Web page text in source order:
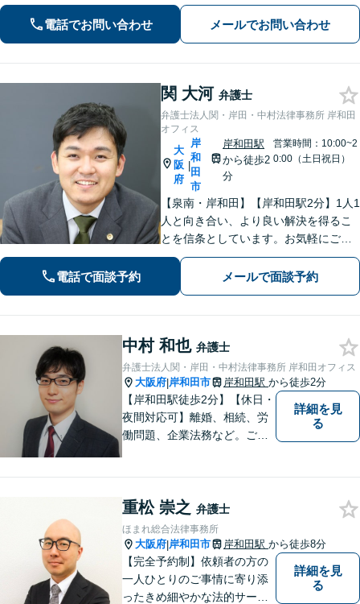
派弁護士が対応【交通事故も強い】交
通事故に遭われてお困りの方はお気軽
にお電話ください【当日／夜間／休日
電話でお問い合わせ メールでお問い合わせ
関 大河 弁護士
弁護士法人関・岸田・中村法律事務所 岸和田
オフィス
大
阪
府
|
岸
和
田
市
岸和田駅
から徒歩2
分
営業時間：10:00~2
0:00（土日祝日）
【泉南・岸和田】【岸和田駅2分】1人1
人と向き合い、より良い解決を得るこ
とを信条としています。お気軽にご相
談下さい。
電話で面談予約 メールで面談予約
中村 和也 弁護士
弁護士法人関・岸田・中村法律事務所 岸和田オフィス
大阪府|岸和田市 岸和田駅 から徒歩2分
【岸和田駅徒歩2分】【休日・
夜間対応可】離婚、相続、労
働問題、企業法務など。ご依
はお一人で抱えず、ぜひ弁護
士へご相談ください【完全個
室】
詳細を見
る
重松 崇之 弁護士
ほまれ総合法律事務所
大阪府|岸和田市 岸和田駅 から徒歩8分
【完全予約制】依頼者の方の
一人ひとりのご事情に寄り添
ったきめ細やかな法的サービ
詳細を見
る